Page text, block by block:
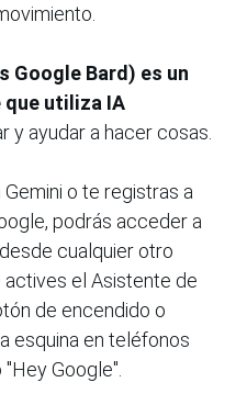
Google Bard) es un
utiliza IA
y ayudar a hacer cosas.
o te registras a
podrás acceder a
cualquier otro
actives el Asistente de
de encendido o
esquina en teléfonos
Google".